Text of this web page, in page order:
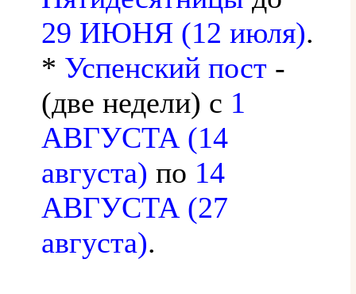
29 ИЮНЯ (12 июля).
* Успенский пост -
(две недели) с 1
АВГУСТА (14
августа) по 14
АВГУСТА (27
августа).